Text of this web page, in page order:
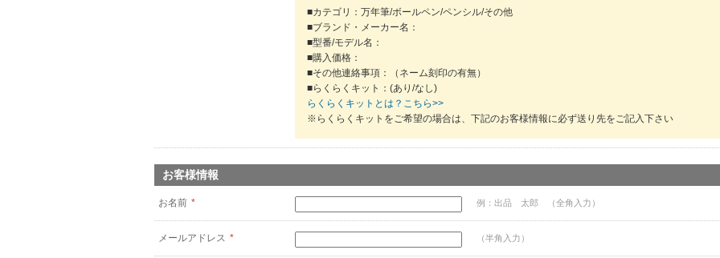
■カテゴリ：万年筆/ボールペン/ペンシル/その他
■ブランド・メーカー名：
■型番/モデル名：
■購入価格：
■その他連絡事項：（ネーム刻印の有無）
■らくらくキット：(あり/なし)
らくらくキットとは？こちら>>
※らくらくキットをご希望の場合は、下記のお客様情報に必ず送り先をご記入下さい
お客様情報
お名前 * 例：出品 太郎 （全角入力）
メールアドレス * （半角入力）